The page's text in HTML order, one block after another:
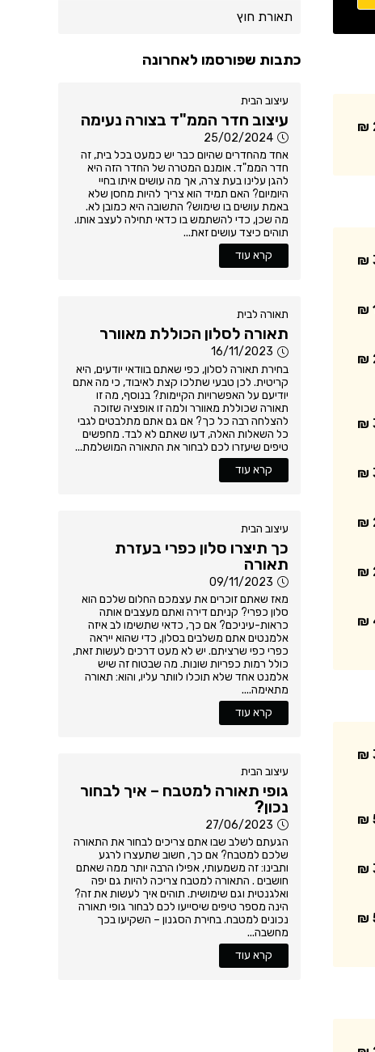
תאורת חוץ
כתבות שפורסמו לאחרונה
עיצוב הבית
עיצוב חדר הממ"ד בצורה נעימה
25/02/2024
אחד מהחדרים שהיום כבר יש כמעט בכל בית, זה
חדר הממ"ד. אומנם המטרה של החדר הזה היא
להגן עלינו בעת צרה, אך מה עושים איתו בחיי
היומיום? האם תמיד הוא צריך להיות מחסן שלא
באמת עושים בו שימוש? התשובה היא כמובן לא.
מה שכן, כדי להשתמש בו כדאי תחילה לעצב אותו.
תוהים כיצד עושים זאת...
קרא עוד
תאורה לבית
תאורה לסלון הכוללת מאוורר
16/11/2023
בחירת תאורה לסלון, כפי שאתם בוודאי יודעים, היא
קריטית. לכן טבעי שתלכו קצת לאיבוד, כי מה אתם
יודיעם על האפשרויות הקיימות? בנוסף, מה זו
תאורה שכוללת מאוורר ולמה זו אופציה שזוכה
להצלחה רבה כל כך? אם גם אתם מתלבטים לגבי
כל השאלות האלה, דעו שאתם לא לבד. מחפשים
טיפים שיעזרו לכם לבחור את התאורה המושלמת...
קרא עוד
עיצוב הבית
כך תיצרו סלון כפרי בעזרת
תאורה
09/11/2023
מאז שאתם זוכרים את עצמכם החלום שלכם הוא
סלון כפרי? קניתם דירה ואתם מעצבים אותה
כראות-עיניכם? אם כך, כדאי שתשימו לב איזה
אלמנטים אתם משלבים בסלון, כדי שהוא ייראה
כפרי כפי שרציתם. יש לא מעט דרכים לעשות זאת,
כולל רמות כפריות שונות. מה שבטוח זה שיש
אלמנט אחד שלא תוכלו לוותר עליו, והוא: תאורה
מתאימה....
קרא עוד
עיצוב הבית
גופי תאורה למטבח – איך לבחור
נכון?
27/06/2023
הגעתם לשלב שבו אתם צריכים לבחור את התאורה
שלכם למטבח? אם כך, חשוב שתעצרו לרגע
ותבינו: זה משמעותי, אפילו הרבה יותר ממה שאתם
חושבים . התאורה למטבח צריכה להיות גם יפה
ואלגנטית וגם שימושית. תוהים איך לעשות את זה?
הינה מספר טיפים שיסייעו לכם לבחור גופי תאורה
נכונים למטבח. בחירת הסגנון – השקיעו בכך
מחשבה...
קרא עוד